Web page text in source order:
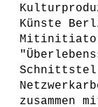
Künste
zusammen